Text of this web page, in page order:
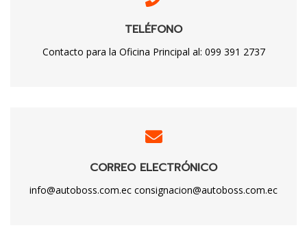
TELÉFONO
Contacto para la Oficina Principal al: 099 391 2737
CORREO ELECTRÓNICO
info@autoboss.com.ec consignacion@autoboss.com.ec